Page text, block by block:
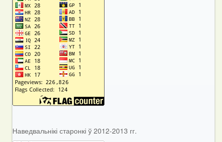
Наведвальнікі старонкі ў 2012-2013 гг.